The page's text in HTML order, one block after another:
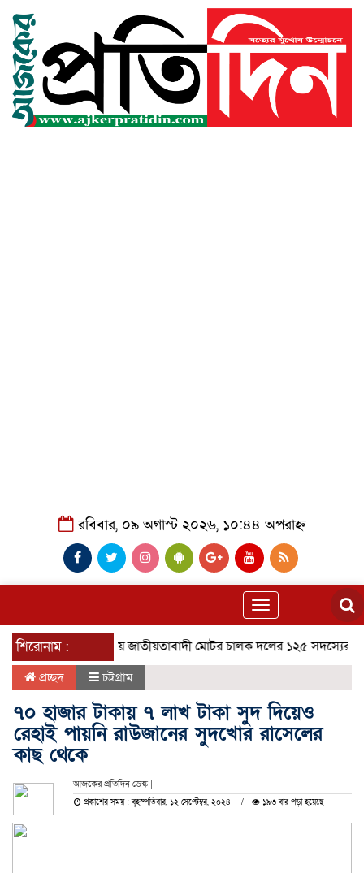
রবিবার, ০৯ অগাস্ট ২০২৬, ১০:৪৪ অপরাহ্ন
Toggle
navigation
শিরোনাম :আশুলিয়ায় জাতীয়তাবাদী মোটর চালক দলের ১২৫ সদস্যের পূর্ণাঙ্গ
প্রচ্ছদ চট্টগ্রাম
৭০ হাজার টাকায় ৭ লাখ টাকা সুদ দিয়েও
রেহাই পায়নি রাউজানের সুদখোর রাসেলের
কাছ থেকে
আজকের প্রতিদিন ডেস্ক ||
প্রকাশের সময় : বৃহস্পতিবার, ১২ সেপ্টেম্বর, ২০২৪ ১৯৩ বার পড়া হয়েছে